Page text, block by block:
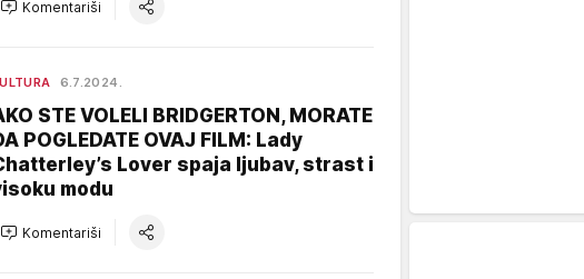
Komentariši
6.7.2024.
STE VOLELI BRIDGERTON, MORATE
POGLEDATE OVAJ FILM: Lady
Lover spaja ljubav, strast i
modu
Komentariši